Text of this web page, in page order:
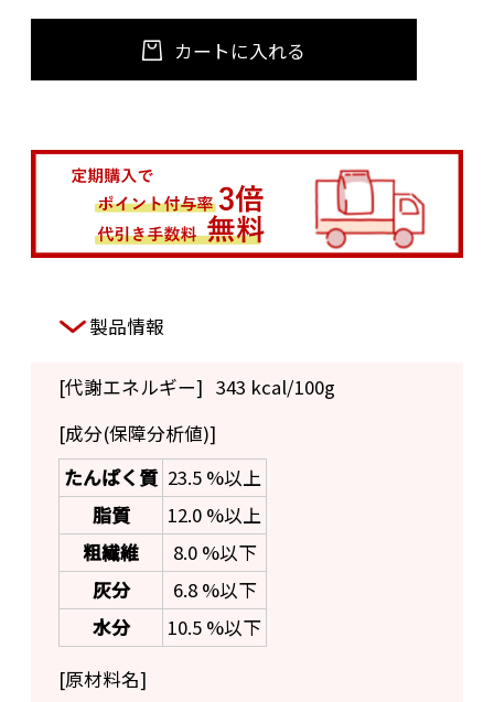
カートに入れる
製品情報
[代謝エネルギー] 343 kcal/100g
[成分(保障分析値)]
たんぱく質 23.5 %以上
脂質
12.0 %以上
粗繊維
8.0 %以下
灰分
6.8 %以下
水分
10.5 %以下
[原材料名]